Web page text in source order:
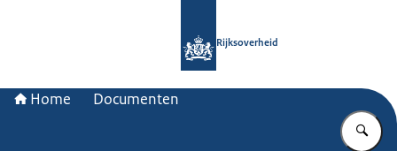
Rijksoverheid
Home Documenten